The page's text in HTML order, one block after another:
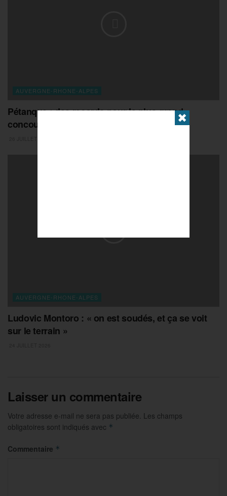
AUVERGNE-RHONE-ALPES
Pétanque : des records pour le plus grand
concours jeunes, à Romans-sur-Isère
AUVERGNE-RHONE-ALPES
Ludovic Montoro : « on est soudés, et ça se voit
sur le terrain »
Laisser un commentaire
Votre adresse e-mail ne sera pas publiée. Les champs
obligatoires sont indiqués avec *
Commentaire *
✖